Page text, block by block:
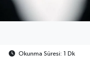
Okunma Süresi: 1 Dk